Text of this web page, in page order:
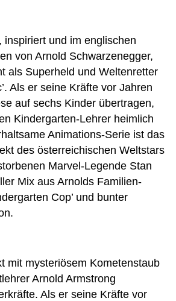
inspiriert und im englischen
von Arnold Schwarzenegger,
als Superheld und Weltenretter
Als er seine Kräfte vor Jahren
auf sechs Kinder übertragen,
Kindergarten-Lehrer heimlich
Animations-Serie ist das
des österreichischen Weltstars
Marvel-Legende Stan
Mix aus Arnolds Familien-
Cop’ und bunter
mit mysteriösem Kometenstaub
Arnold Armstrong
Als er seine Kräfte vor